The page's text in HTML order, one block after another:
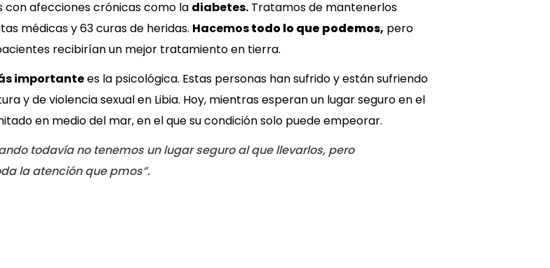
con afecciones crónicas como la diabetes. Tratamos de mantenerlos
médicas y 63 curas de heridas. Hacemostodo lo que podemos, pero
recibirían un mejor tratamiento en tierra.
importantees la psicológica. Estas personas han sufrido y están sufriendo
y de violencia sexual en Libia. Hoy, mientras esperan un lugar seguro en el
en medio del mar, en el que su condición solo puede empeorar.
todavía no tenemos un lugar seguro al que llevarlos, pero
la atención que pmos”.